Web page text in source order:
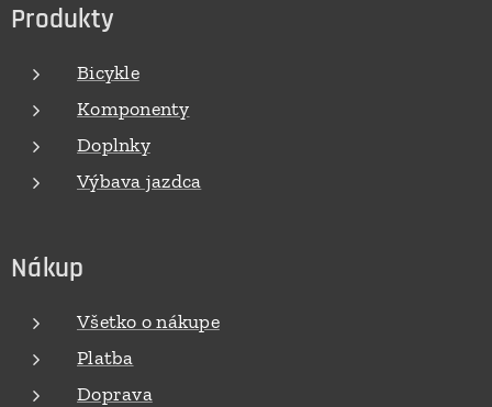
Produkty
Bicykle
Komponenty
Doplnky
Výbava jazdca
Nákup
Všetko o nákupe
Platba
Doprava